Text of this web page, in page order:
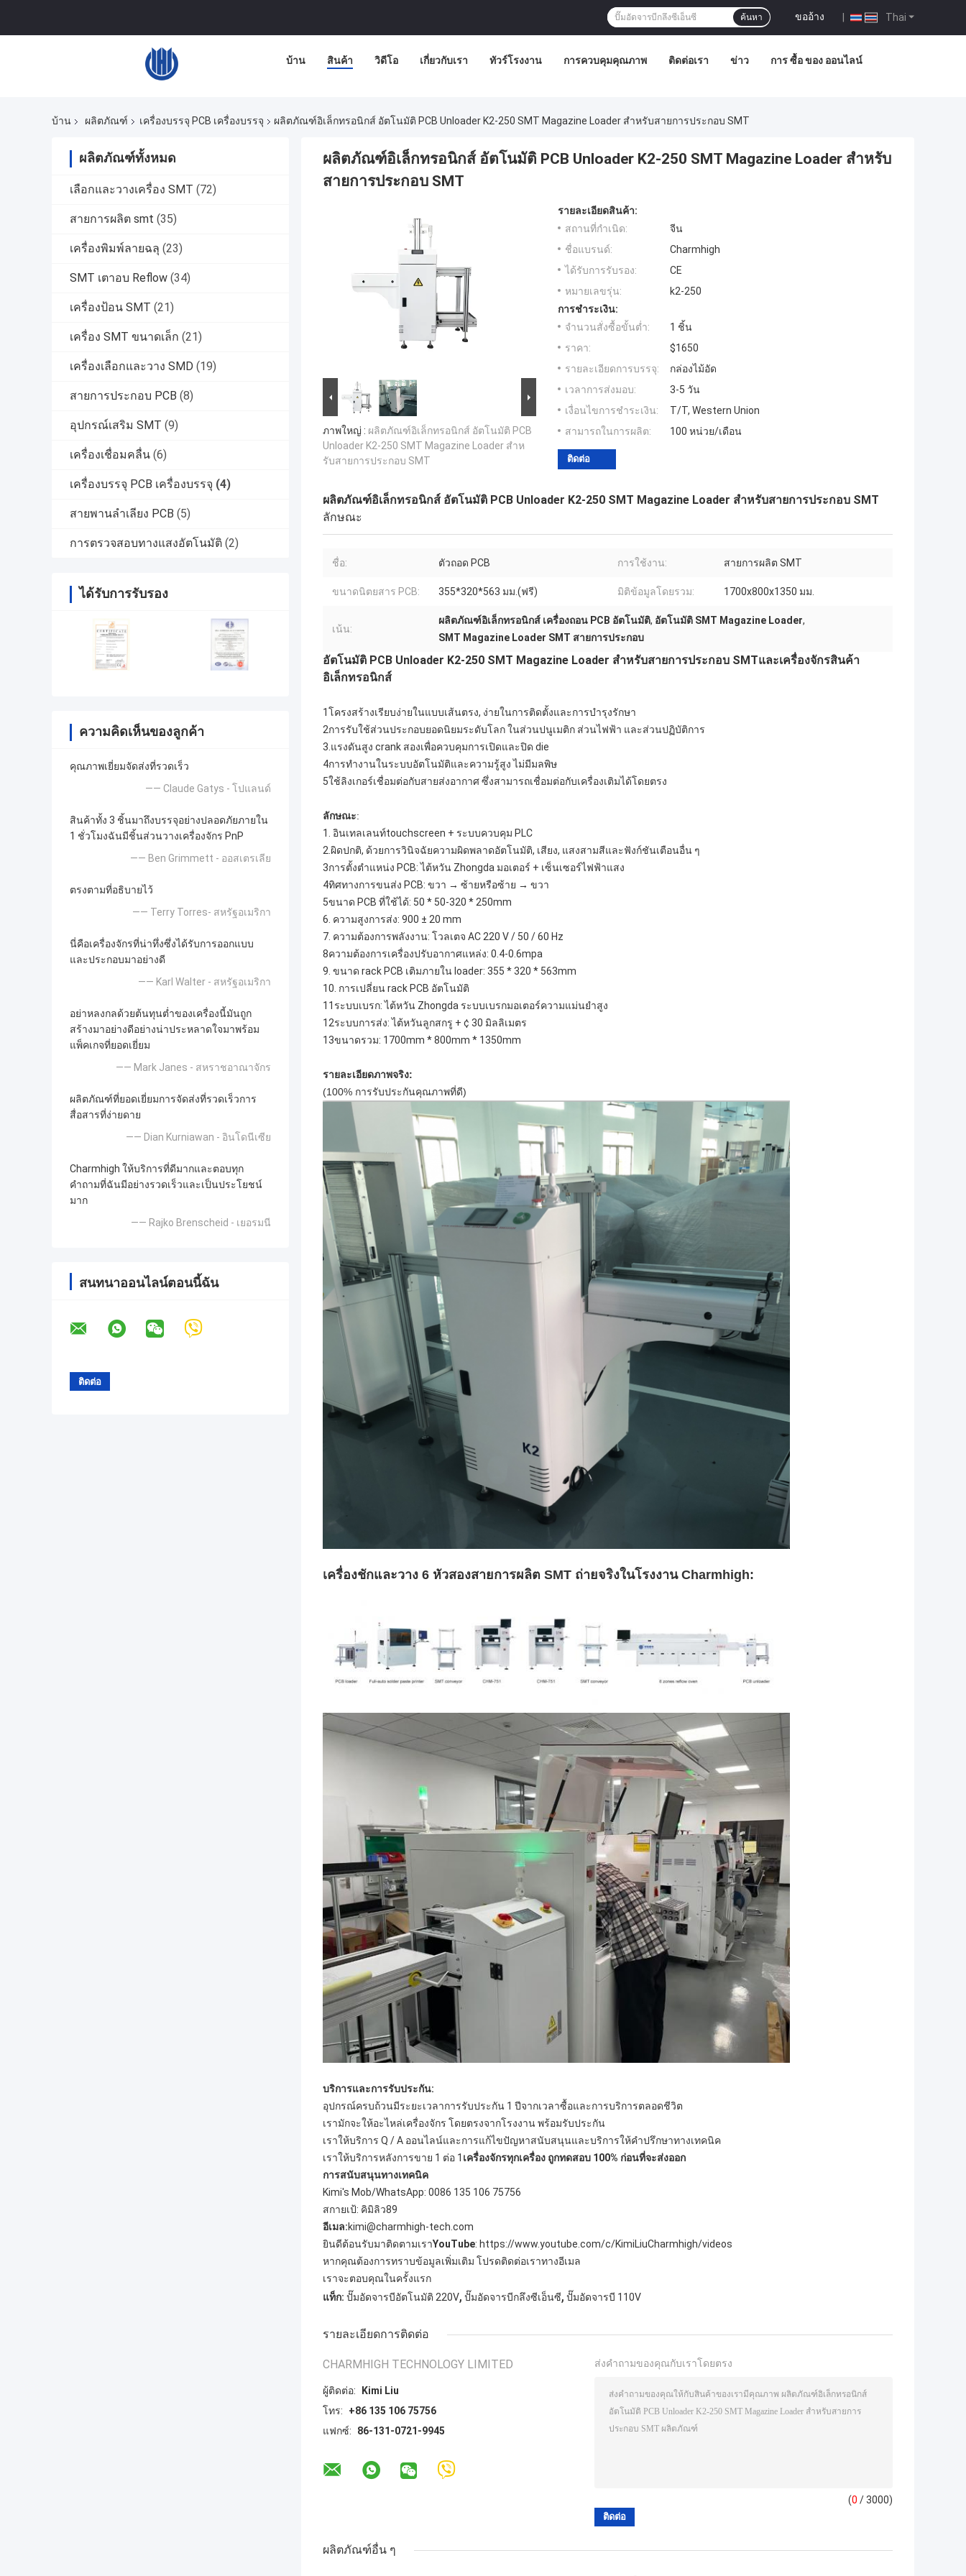
Thai
ขออ้าง |
ค้นหา
บ้าน สินค้า วิดีโอ เกี่ยวกับเรา ทัวร์โรงงาน การควบคุมคุณภาพ ติดต่อเรา ข่าว การ ซื้อ ของ ออนไลน์
บ้าน ผลิตภัณฑ์ เครื่องบรรจุ PCB เครื่องบรรจุ ผลิตภัณฑ์อิเล็กทรอนิกส์ อัตโนมัติ PCB Unloader K2-250 SMT Magazine Loader สําหรับสายการประกอบ SMT
ผลิตภัณฑ์ทั้งหมด
เลือกและวางเครื่อง SMT (72)
สายการผลิต smt (35)
เครื่องพิมพ์ลายฉลุ (23)
SMT เตาอบ Reflow (34)
เครื่องป้อน SMT (21)
เครื่อง SMT ขนาดเล็ก (21)
เครื่องเลือกและวาง SMD (19)
สายการประกอบ PCB (8)
อุปกรณ์เสริม SMT (9)
เครื่องเชื่อมคลื่น (6)
เครื่องบรรจุ PCB เครื่องบรรจุ (4)
สายพานลำเลียง PCB (5)
การตรวจสอบทางแสงอัตโนมัติ (2)
ได้รับการรับรอง
ความคิดเห็นของลูกค้า
คุณภาพเยี่ยมจัดส่งที่รวดเร็ว
—— Claude Gatys - โปแลนด์
สินค้าทั้ง 3 ชิ้นมาถึงบรรจุอย่างปลอดภัยภายใน
1 ชั่วโมงฉันมีชิ้นส่วนวางเครื่องจักร PnP
—— Ben Grimmett - ออสเตรเลีย
ตรงตามที่อธิบายไว้
—— Terry Torres- สหรัฐอเมริกา
นี่คือเครื่องจักรที่น่าทึ่งซึ่งได้รับการออกแบบ
และประกอบมาอย่างดี
—— Karl Walter - สหรัฐอเมริกา
อย่าหลงกลด้วยต้นทุนต่ำของเครื่องนี้มันถูก
สร้างมาอย่างดีอย่างน่าประหลาดใจมาพร้อม
แพ็คเกจที่ยอดเยี่ยม
—— Mark Janes - สหราชอาณาจักร
ผลิตภัณฑ์ที่ยอดเยี่ยมการจัดส่งที่รวดเร็วการ
สื่อสารที่ง่ายดาย
—— Dian Kurniawan - อินโดนีเซีย
Charmhigh ให้บริการที่ดีมากและตอบทุก
คำถามที่ฉันมีอย่างรวดเร็วและเป็นประโยชน์
มาก
—— Rajko Brenscheid - เยอรมนี
สนทนาออนไลน์ตอนนี้ฉัน
ผลิตภัณฑ์อิเล็กทรอนิกส์ อัตโนมัติ PCB Unloader K2-250 SMT Magazine Loader สําหรับ
สายการประกอบ SMT
ภาพใหญ่ : ผลิตภัณฑ์อิเล็กทรอนิกส์ อัตโนมัติ PCB
Unloader K2-250 SMT Magazine Loader สําห
รับสายการประกอบ SMT
รายละเอียดสินค้า:
สถานที่กำเนิด:
จีน
ชื่อแบรนด์:
Charmhigh
ได้รับการรับรอง:
CE
หมายเลขรุ่น:
k2-250
การชำระเงิน:
จำนวนสั่งซื้อขั้นต่ำ:
1 ชิ้น
ราคา:
$1650
รายละเอียดการบรรจุ:
กล่องไม้อัด
เวลาการส่งมอบ:
3-5 วัน
เงื่อนไขการชำระเงิน:
T/T, Western Union
สามารถในการผลิต:
100 หน่วย/เดือน
ติดต่อ
ผลิตภัณฑ์อิเล็กทรอนิกส์ อัตโนมัติ PCB Unloader K2-250 SMT Magazine Loader สําหรับสายการประกอบ SMT
ลักษณะ
ชื่อ: ตัวถอด PCB การใช้งาน: สายการผลิต SMT
ขนาดนิตยสาร PCB: 355*320*563 มม.(ฟรี) มิติข้อมูลโดยรวม: 1700x800x1350 มม.
เน้น:
ผลิตภัณฑ์อิเล็กทรอนิกส์ เครื่องถอน PCB อัตโนมัติ, อัตโนมัติ SMT Magazine Loader,
SMT Magazine Loader SMT สายการประกอบ
อัตโนมัติ PCB Unloader K2-250 SMT Magazine Loader สําหรับสายการประกอบ SMTและเครื่องจักรสินค้า
อิเล็กทรอนิกส์
1โครงสร้างเรียบง่ายในแบบเส้นตรง, ง่ายในการติดตั้งและการบํารุงรักษา
2การรับใช้ส่วนประกอบยอดนิยมระดับโลก ในส่วนปนูเมติก ส่วนไฟฟ้า และส่วนปฏิบัติการ
3.แรงดันสูง crank สองเพื่อควบคุมการเปิดและปิด die
4การทํางานในระบบอัตโนมัติและความรู้สูง ไม่มีมลพิษ
5ใช้ลิงเกอร์เชื่อมต่อกับสายส่งอากาศ ซึ่งสามารถเชื่อมต่อกับเครื่องเติมได้โดยตรง
ลักษณะ:
1. อินเทลเลนท์touchscreen + ระบบควบคุม PLC
2.ผิดปกติ, ด้วยการวินิจฉัยความผิดพลาดอัตโนมัติ, เสียง, แสงสามสีและฟังก์ชันเตือนอื่น ๆ
3การตั้งตําแหน่ง PCB: ไต้หวัน Zhongda มอเตอร์ + เซ็นเซอร์ไฟฟ้าแสง
4ทิศทางการขนส่ง PCB: ขวา → ซ้ายหรือซ้าย → ขวา
5ขนาด PCB ที่ใช้ได้: 50 * 50-320 * 250mm
6. ความสูงการส่ง: 900 ± 20 mm
7. ความต้องการพลังงาน: โวลเตจ AC 220 V / 50 / 60 Hz
8ความต้องการเครื่องปรับอากาศแหล่ง: 0.4-0.6mpa
9. ขนาด rack PCB เติมภายใน loader: 355 * 320 * 563mm
10. การเปลี่ยน rack PCB อัตโนมัติ
11ระบบเบรก: ไต้หวัน Zhongda ระบบเบรกมอเตอร์ความแม่นยําสูง
12ระบบการส่ง: ไต้หวันลูกสกรู + ¢ 30 มิลลิเมตร
13ขนาดรวม: 1700mm * 800mm * 1350mm
รายละเอียดภาพจริง:
(100% การรับประกันคุณภาพที่ดี)
เครื่องชักและวาง 6 หัวสองสายการผลิต SMT ถ่ายจริงในโรงงาน Charmhigh:
บริการและการรับประกัน:
อุปกรณ์ครบถ้วนมีระยะเวลาการรับประกัน 1 ปีจากเวลาซื้อและการบริการตลอดชีวิต
เรามักจะให้อะไหล่เครื่องจักร โดยตรงจากโรงงาน พร้อมรับประกัน
เราให้บริการ Q / A ออนไลน์และการแก้ไขปัญหาสนับสนุนและบริการให้คําปรึกษาทางเทคนิค
เราให้บริการหลังการขาย 1 ต่อ 1 เครื่องจักรทุกเครื่อง ถูกทดสอบ 100% ก่อนที่จะส่งออก
การสนับสนุนทางเทคนิค
Kimi's Mob/WhatsApp: 0086 135 106 75756
สกายเป้: คิมิลิว89
อีเมล:kimi@charmhigh-tech.com
ยินดีต้อนรับมาติดตามเราYouTube: https://www.youtube.com/c/KimiLiuCharmhigh/videos
หากคุณต้องการทราบข้อมูลเพิ่มเติม โปรดติดต่อเราทางอีเมล
เราจะตอบคุณในครั้งแรก
แท็ก: ปั๊มอัดจารบีอัตโนมัติ 220V, ปั๊มอัดจารบีกลึงซีเอ็นซี, ปั๊มอัดจารบี 110V
รายละเอียดการติดต่อ
CHARMHIGH TECHNOLOGY LIMITED
ผู้ติดต่อ:
Kimi Liu
โทร:
+86 135 106 75756
แฟกซ์:
86-131-0721-9945
ส่งคำถามของคุณกับเราโดยตรง
(0 / 3000)
ผลิตภัณฑ์อื่น ๆ